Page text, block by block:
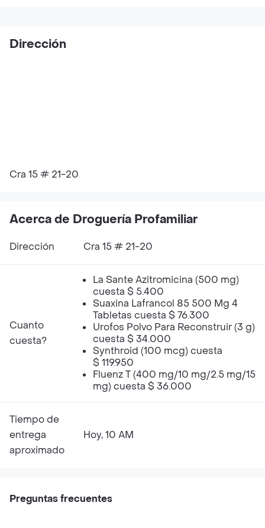
Dirección
Cra 15 # 21-20
Acerca de Droguería Profamiliar
Dirección Cra 15 # 21-20
Cuanto
cuesta?
La Sante Azitromicina (500 mg)
cuesta $ 5.400
Suaxina Lafrancol 85 500 Mg 4
Tabletas cuesta $ 76.300
Urofos Polvo Para Reconstruir (3 g)
cuesta $ 34.000
Synthroid (100 mcg) cuesta
$ 119.950
Fluenz T (400 mg/10 mg/2.5 mg/15
mg) cuesta $ 36.000
Tiempo de
entrega
aproximado
Hoy, 10 AM
Preguntas frecuentes